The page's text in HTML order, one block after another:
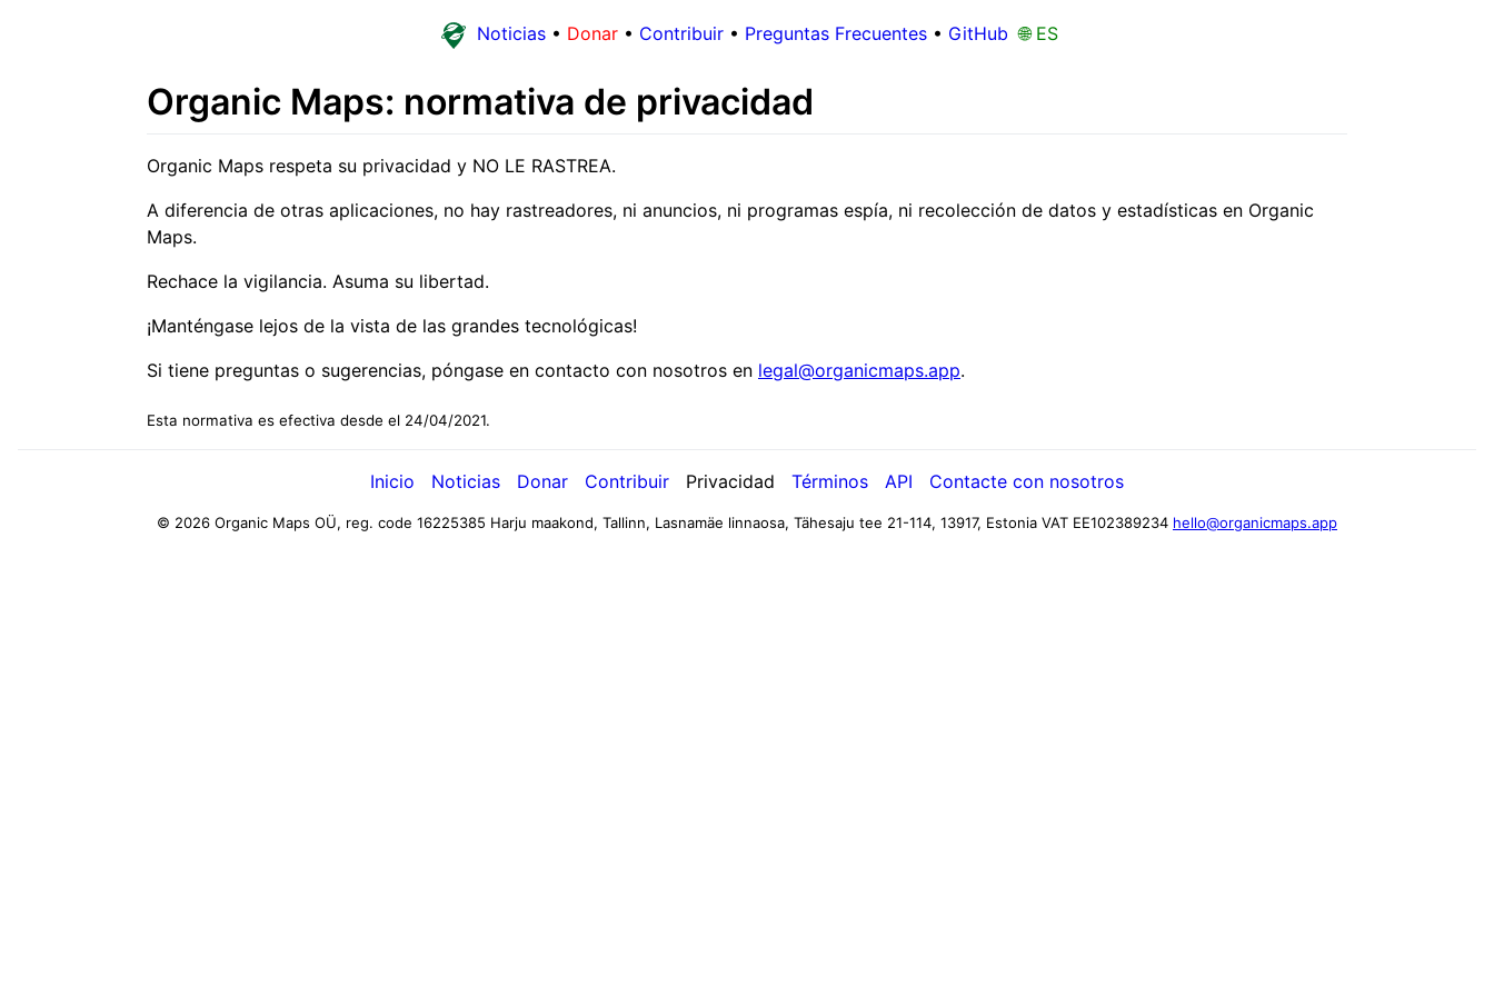
Noticias • Donar • Contribuir • Preguntas Frecuentes • GitHub 🌐 ES
Organic Maps: normativa de privacidad
Organic Maps respeta su privacidad y NO LE RASTREA.
A diferencia de otras aplicaciones, no hay rastreadores, ni anuncios, ni programas espía, ni recolección de datos y estadísticas en Organic
Maps.
Rechace la vigilancia. Asuma su libertad.
¡Manténgase lejos de la vista de las grandes tecnológicas!
Si tiene preguntas o sugerencias, póngase en contacto con nosotros en legal@organicmaps.app.
Esta normativa es efectiva desde el 24/04/2021.
Inicio Noticias Donar Contribuir Privacidad Términos API Contacte con nosotros
© 2026 Organic Maps OÜ, reg. code 16225385 Harju maakond, Tallinn, Lasnamäe linnaosa, Tähesaju tee 21-114, 13917, Estonia VAT EE102389234 hello@organicmaps.app